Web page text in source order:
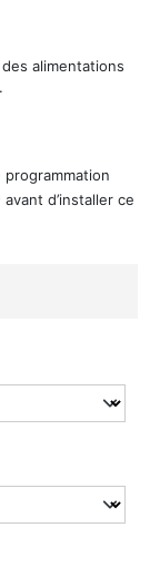
alimentations
d’installer ce